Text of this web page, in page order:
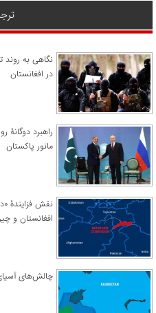
نگاهی به
در افغانستان
راهبرد
مانور پاکستان
نقش فزایندۀ
افغانستان و
چالش‌های